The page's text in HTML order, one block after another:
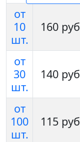
от
10
шт.
160 руб
от
30
шт.
140 руб
от
100
шт.
115 руб